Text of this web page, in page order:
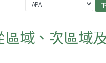
域、次區域